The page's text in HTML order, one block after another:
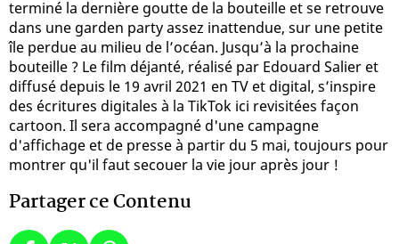
terminé la dernière goutte de la bouteille et se retrouve
dans une garden party assez inattendue, sur une petite
île perdue au milieu de l’océan. Jusqu’à la prochaine
bouteille ? Le film déjanté, réalisé par Edouard Salier et
diffusé depuis le 19 avril 2021 en TV et digital, s’inspire
des écritures digitales à la TikTok ici revisitées façon
cartoon. Il sera accompagné d'une campagne
d'affichage et de presse à partir du 5 mai, toujours pour
montrer qu'il faut secouer la vie jour après jour !
Partager ce Contenu